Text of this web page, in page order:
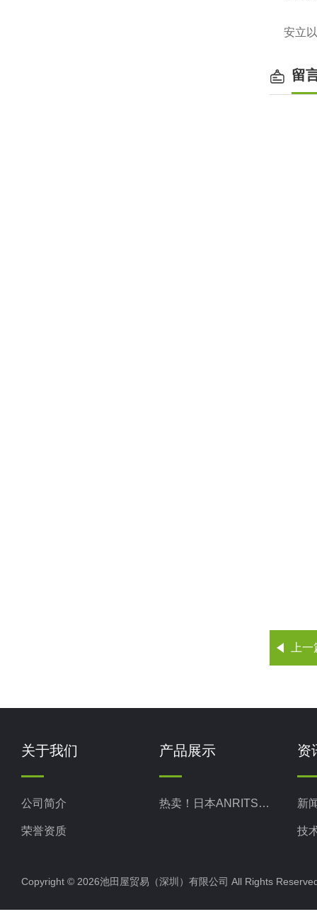
安立
留
上
关于我们
公司简介
荣誉资质
产品展示
热卖！日本ANRITSU安立计器
资
新
技
Copyright © 2026池田屋贸易（深圳）有限公司 All Rights